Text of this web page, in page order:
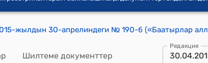
Шилтеме документтер
Редакция